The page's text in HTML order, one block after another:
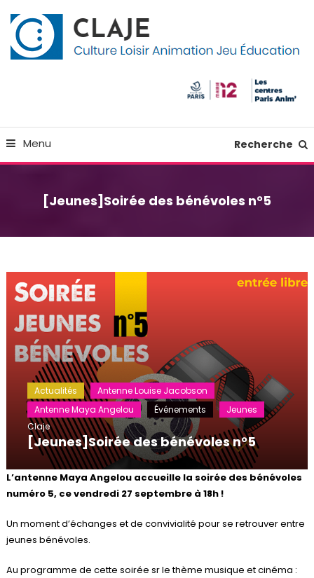
To
Content
Menu Recherche
[Jeunes]Soirée des bénévoles n°5
Actualités
Antenne Louise Jacobson
Antenne Maya Angelou
Événements
Jeunes
Claje
[Jeunes]Soirée des bénévoles n°5
L’antenne Maya Angelou accueille la soirée des bénévoles
numéro 5, ce vendredi 27 septembre à 18h !
Un moment d’échanges et de convivialité pour se retrouver entre
jeunes bénévoles.
Au programme de cette soirée sr le thème musique et cinéma :